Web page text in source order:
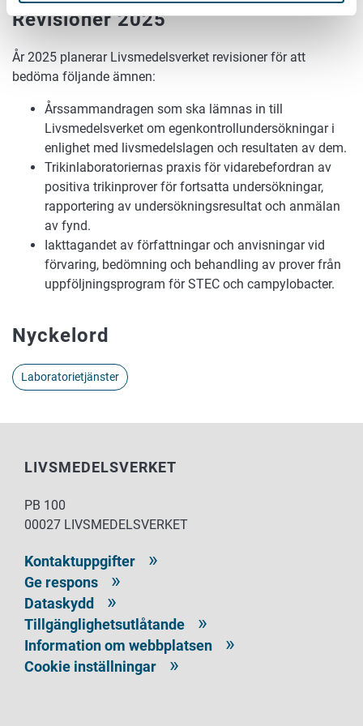
Revisioner 2025
År 2025 planerar Livsmedelsverket revisioner för att
bedöma följande ämnen:
Årssammandragen som ska lämnas in till
Livsmedelsverket om egenkontrollundersökningar i
enlighet med livsmedelslagen och resultaten av dem.
Trikinlaboratoriernas praxis för vidarebefordran av
positiva trikinprover för fortsatta undersökningar,
rapportering av undersökningsresultat och anmälan
av fynd.
Iakttagandet av författningar och anvisningar vid
förvaring, bedömning och behandling av prover från
uppföljningsprogram för STEC och campylobacter.
Nyckelord
Laboratorietjänster
LIVSMEDELSVERKET
PB 100
00027 LIVSMEDELSVERKET
Kontaktuppgifter
Ge respons
Dataskydd
Tillgänglighetsutlåtande
Information om webbplatsen
Cookie inställningar